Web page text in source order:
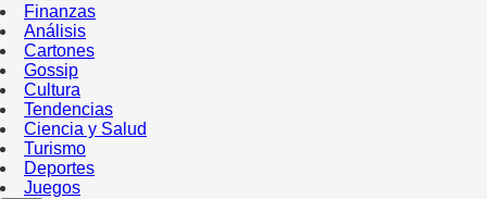
Finanzas
Análisis
Cartones
Gossip
Cultura
Tendencias
Ciencia y Salud
Turismo
Deportes
Juegos